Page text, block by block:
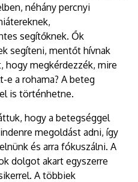
néhány percnyi
segítőknek. Ők
segíteni, mentőt hívnak
hogy megkérdezzék, mire
e a rohama? A beteg
is történhetne.
hogy a betegséggel
megoldást adni, így
és arra fókuszálni. A
dolgot akart egyszerre
A többiek